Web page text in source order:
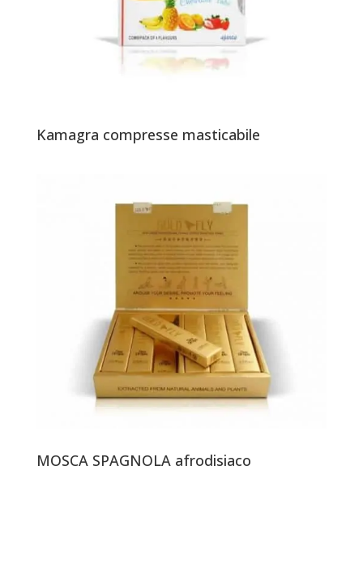
Kamagra compresse masticabile
MOSCA SPAGNOLA afrodisiaco